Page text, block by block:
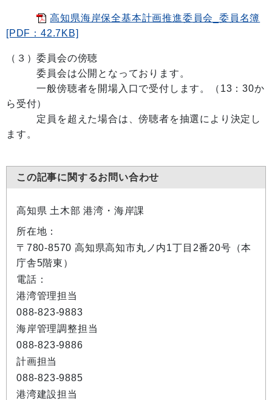
高知県海岸保全基本計画推進委員会_委員名簿
[PDF：42.7KB]
（３）委員会の傍聴
委員会は公開となっております。
一般傍聴者を開場入口で受付します。（13：30か
ら受付）
定員を超えた場合は、傍聴者を抽選により決定し
ます。
この記事に関するお問い合わせ
高知県 土木部 港湾・海岸課
所在地：
〒780-8570 高知県高知市丸ノ内1丁目2番20号（本
庁舎5階東）
電話：
港湾管理担当
088-823-9883
海岸管理調整担当
088-823-9886
計画担当
088-823-9885
港湾建設担当